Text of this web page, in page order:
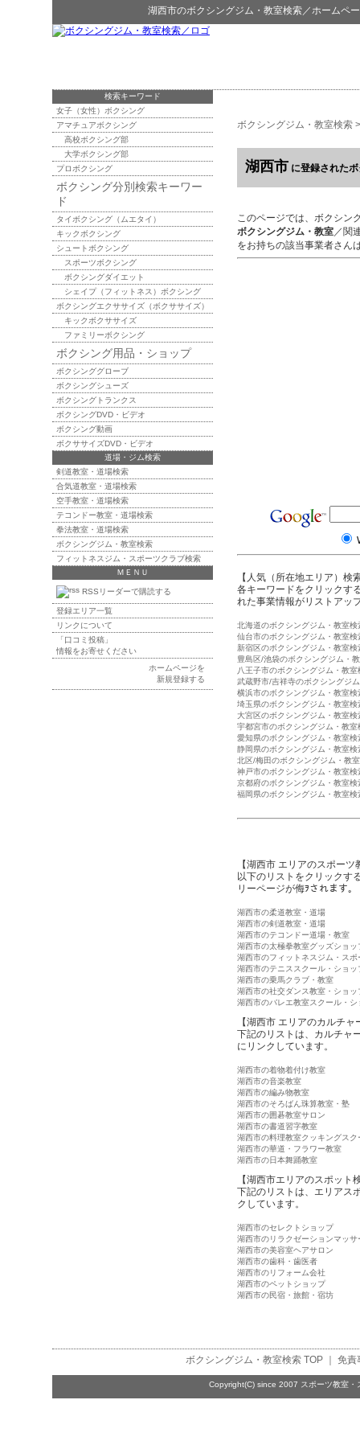
湖西市のボクシングジム・教室検索／ホームペ
ボクシングジム・教室検索
湖西市 に登録された
このページでは、ボクシン
ボクシングジム・教室／関
をお持ちの該当事業者さん
【人気（所在地エリア）検
各キーワードをクリックす
れた事業情報がリストアッ
北海道のボクシングジム・教室検
仙台市のボクシングジム・教室検
新宿区のボクシングジム・教室検
豊島区/池袋のボクシングジム・
八王子市のボクシングジム・教室
武蔵野市/吉祥寺のボクシングジ
横浜市のボクシングジム・教室検
埼玉県のボクシングジム・教室検
大宮区のボクシングジム・教室検
宇都宮市のボクシングジム・教室
愛知県のボクシングジム・教室検
静岡県のボクシングジム・教室検
北区/梅田のボクシングジム・教
神戸市のボクシングジム・教室検
京都府のボクシングジム・教室検
福岡県のボクシングジム・教室検
【湖西市 エリアのスポー
以下のリストをクリックす
リーページが侮ｦされます。
湖西市の柔道教室・道場
湖西市の剣道教室・道場
湖西市のテコンドー道場・教室
湖西市の太極拳教室グッズショッ
湖西市のフィットネスジム・スポ
湖西市のテニススクール・ショッ
湖西市の乗馬クラブ・教室
湖西市の社交ダンス教室・ショッ
湖西市のバレエ教室スクール・シ
【湖西市 エリアのカルチ
下記のリストは、カルチャ
にリンクしています。
湖西市の着物着付け教室
湖西市の音楽教室
湖西市の編み物教室
湖西市のそろばん珠算教室・塾
湖西市の囲碁教室サロン
湖西市の書道習字教室
湖西市の料理教室クッキングスク
湖西市の華道・フラワー教室
湖西市の日本舞踊教室
【湖西市エリアのスポット
下記のリストは、エリアス
クしています。
湖西市のセレクトショップ
湖西市のリラクゼーションマッサ
湖西市の美容室ヘアサロン
湖西市の歯科・歯医者
湖西市のリフォーム会社
湖西市のペットショップ
湖西市の民宿・旅館・宿坊
検索キーワード
女子（女性）ボクシング
アマチュアボクシング
高校ボクシング部
大学ボクシング部
プロボクシング
ボクシング分別検索キーワー
ド
タイボクシング（ムエタイ）
キックボクシング
シュートボクシング
スポーツボクシング
ボクシングダイエット
シェイプ（フィットネス）ボクシング
ボクシングエクササイズ（ボクササイズ）
キックボクササイズ
ファミリーボクシング
ボクシング用品・ショップ
ボクシンググローブ
ボクシングシューズ
ボクシングトランクス
ボクシングDVD・ビデオ
ボクシング動画
ボクササイズDVD・ビデオ
道場・ジム検索
剣道教室・道場検索
合気道教室・道場検索
空手教室・道場検索
テコンドー教室・道場検索
拳法教室・道場検索
ボクシングジム・教室検索
フィットネスジム・スポーツクラブ検索
ＭＥＮＵ
RSSリーダーで購読する
登録エリア一覧
リンクについて
「口コミ投稿」
情報をお寄せください
ホームページを
新規登録する
ボクシングジム・教室検索TOP ｜ 免責
Copyright(C) since 2007 スポーツ教室・